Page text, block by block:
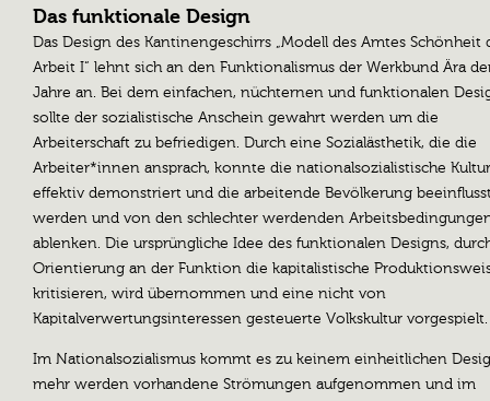
Das funktionale Design
Das Design des Kantinengeschirrs „Modell des Amtes Schönheit
Arbeit I“ lehnt sich an den Funktionalismus der Werkbund Ära
Jahre an. Bei dem einfachen, nüchternen und funktionalen
sollte der sozialistische Anschein gewahrt werden um die
Arbeiterschaft zu befriedigen. Durch eine Sozialästhetik, die die
Arbeiter*innen ansprach, konnte die nationalsozialistische Kultur
effektiv demonstriert und die arbeitende Bevölkerung
werden und von den schlechter werdenden
ablenken. Die ursprüngliche Idee des funktionalen Designs,
Orientierung an der Funktion die kapitalistische
kritisieren, wird übernommen und eine nicht von
Kapitalverwertungsinteressen gesteuerte Volkskultur vorgespielt.
Im Nationalsozialismus kommt es zu keinem einheitlichen
mehr werden vorhandene Strömungen aufgenommen und im